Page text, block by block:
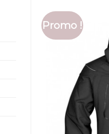
Promo !